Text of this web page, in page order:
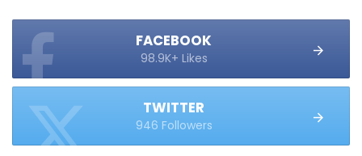
FACEBOOK
98.9K+ Likes
TWITTER
946 Followers